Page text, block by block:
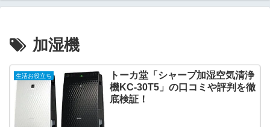
加湿機
生活お役立ち
トーカ堂「シャープ加湿空気清浄
機KC-30T5」の口コミや評判を徹
底検証！